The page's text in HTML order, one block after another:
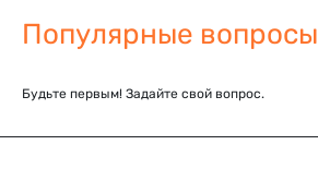
Популярные вопросы
Будьте первым! Задайте свой вопрос.